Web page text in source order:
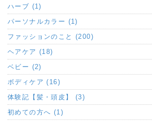
ハーブ (1)
パーソナルカラー (1)
ファッションのこと (200)
ヘアケア (18)
ベビー (2)
ボディケア (16)
体験記【髪・頭皮】 (3)
初めての方へ (1)